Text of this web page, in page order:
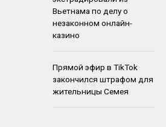
Вьетнама по делу о
незаконном онлайн-
казино
Прямой эфир в TikTok
закончился штрафом для
жительницы Семея